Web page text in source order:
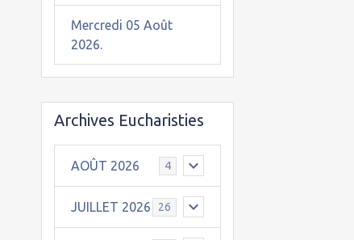
Mercredi 05 Août
2026.
Archives Eucharisties
AOÛT 2026 4
JUILLET 2026 26